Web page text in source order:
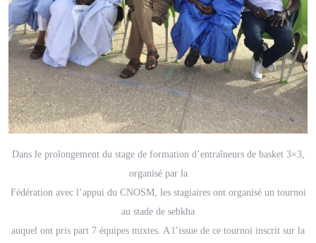
Dans le prolongement du stage de formation d’entraîneurs de basket 3×3,
organisé par la
Fédération avec l’appui du CNOSM, les stagiaires ont organisé un tournoi
au stade de sebkha
auquel ont pris part 7 équipes mixtes. A l’issue de ce tournoi inscrit sur la